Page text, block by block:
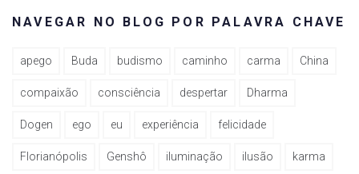
NAVEGAR NO BLOG POR PALAVRA CHAVE
apego Buda budismo caminho carma China
compaixão consciência despertar Dharma
Dogen ego eu experiência felicidade
Florianópolis Genshô iluminação ilusão karma